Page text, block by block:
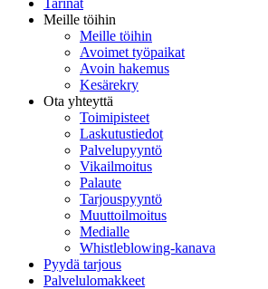
Tarinat
Meille töihin
Meille töihin
Avoimet työpaikat
Avoin hakemus
Kesärekry
Ota yhteyttä
Toimipisteet
Laskutustiedot
Palvelupyyntö
Vikailmoitus
Palaute
Tarjouspyyntö
Muuttoilmoitus
Medialle
Whistleblowing-kanava
Pyydä tarjous
Palvelulomakkeet